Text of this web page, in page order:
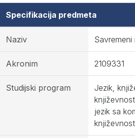
Specifikacija predmeta
Naziv Savremeni
Akronim 2109331
Studijski program
Jezik,
jezik sa
književnost